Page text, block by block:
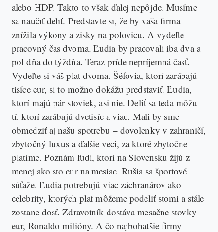
alebo HDP. Takto to však ďalej nepôjde. Musíme
sa naučiť deliť. Predstavte si, že by vaša firma
znížila výkony a zisky na polovicu. A vydeľte
pracovný čas dvoma. Ľudia by pracovali iba dva a
pol dňa do týždňa. Teraz príde nepríjemná časť.
Vydeľte si váš plat dvoma. Šéfovia, ktorí zarábajú
tisíce eur, si to možno dokážu predstaviť. Ľudia,
ktorí majú pár stoviek, asi nie. Deliť sa teda môžu
tí, ktorí zarábajú dvetisíc a viac. Mali by sme
obmedziť aj našu spotrebu – dovolenky v zahraničí,
zbytočný luxus a ďalšie veci, za ktoré zbytočne
platíme. Poznám ľudí, ktorí na Slovensku žijú z
menej ako sto eur na mesiac. Rušia sa športové
súťaže. Ľudia potrebujú viac záchranárov ako
celebrity, ktorých plat môžeme podeliť stomi a stále
zostane dosť. Zdravotník dostáva mesačne stovky
eur, Ronaldo milióny. A čo najbohatšie firmy